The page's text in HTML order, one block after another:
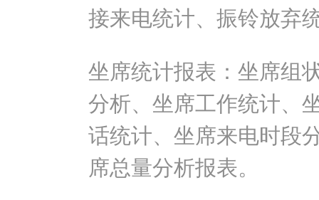
接来电统计、振铃放弃
坐席统计报表：坐席组
分析、坐席工作统计、
话统计、坐席来电时段
席总量分析报表。